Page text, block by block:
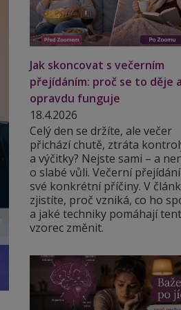
Jak skoncovat s večerním
přejídáním: proč se to děje
opravdu funguje
18.4.2026
Celý den se držíte, ale večer
přichází chutě, ztráta
a výčitky? Nejste sami – a
o slabé vůli. Večerní
své konkrétní příčiny. V
zjistíte, proč vzniká, co ho
a jaké techniky pomáhají
vzorec změnit.